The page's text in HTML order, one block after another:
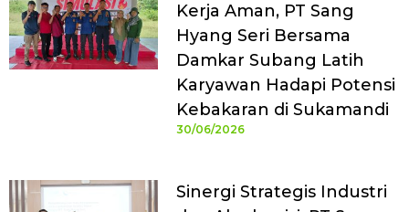
Kerja Aman, PT Sang
Hyang Seri Bersama
Damkar Subang Latih
Karyawan Hadapi Potensi
Kebakaran di Sukamandi
30/06/2026
Sinergi Strategis Industri